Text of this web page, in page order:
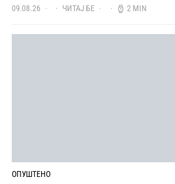
09.08.26 ЧИТАЈ БЕ 2 MIN
ОПУШТЕНО